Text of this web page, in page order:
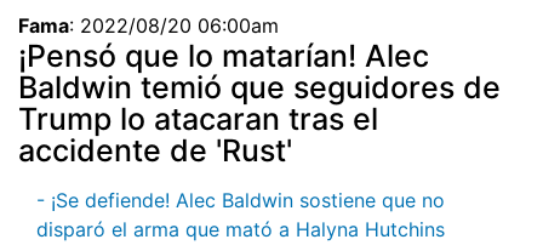
Fama: 2022/08/20 06:00am
¡Pensó que lo matarían! Alec
Baldwin temió que seguidores de
Trump lo atacaran tras el
accidente de 'Rust'
- ¡Se defiende! Alec Baldwin sostiene que no
disparó el arma que mató a Halyna Hutchins